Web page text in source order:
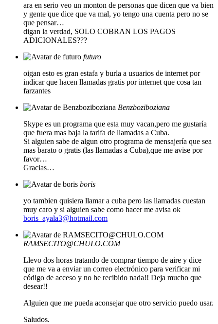
ara en serio veo un monton de personas que dicen que va bien
y gente que dice que va mal, yo tengo una cuenta pero no se
que pensar…
digan la verdad, SOLO COBRAN LOS PAGOS
ADICIONALES???
futuro
oigan esto es gran estafa y burla a usuarios de internet por
indicar que hacen llamadas gratis por internet que cosa tan
farzantes
Benzboziboziana
Skype es un programa que esta muy vacan,pero me gustaría
que fuera mas baja la tarifa de llamadas a Cuba.
Si alguien sabe de algun otro programa de mensajería que sea
mas barato o gratis (las llamadas a Cuba),que me avise por
favor…
Gracias…
boris
yo tambien quisiera llamar a cuba pero las llamadas cuestan
muy caro y si alguien sabe como hacer me avisa ok
boris_ayala3@hotmail.com
RAMSECITO@CHULO.COM
Llevo dos horas tratando de comprar tiempo de aire y dice
que me va a enviar un correo electrónico para verificar mi
código de acceso y no he recibido nada!! Deja mucho que
desear!!
Alguien que me pueda aconsejar que otro servicio puedo usar.
Saludos.